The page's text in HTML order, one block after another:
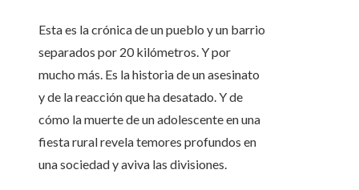
Esta es la crónica de un pueblo y un barrio
separados por 20 kilómetros. Y por
mucho más. Es la historia de un asesinato
y de la reacción que ha desatado. Y de
cómo la muerte de un adolescente en una
fiesta rural revela temores profundos en
una sociedad y aviva las divisiones.